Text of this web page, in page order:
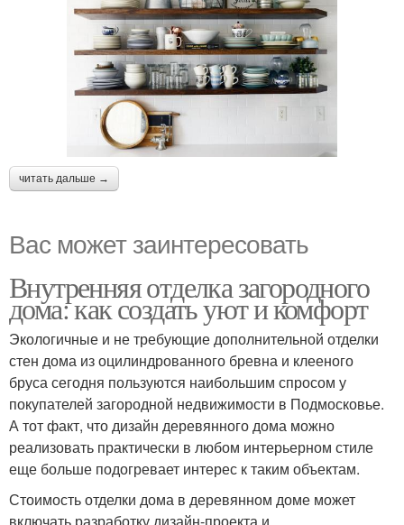
читать дальше →
Вас может заинтересовать
Внутренняя отделка загородного
дома: как создать уют и комфорт
Экологичные и не требующие дополнительной отделки
стен дома из оцилиндрованного бревна и клееного
бруса сегодня пользуются наибольшим спросом у
покупателей загородной недвижимости в Подмосковье.
А тот факт, что дизайн деревянного дома можно
реализовать практически в любом интерьерном стиле
еще больше подогревает интерес к таким объектам.
Стоимость отделки дома в деревянном доме может